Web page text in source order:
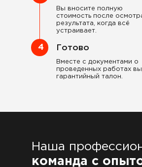
4
Вы вносите полную
стоимость после
результата, когда всё
устраивает.
Готово
Вместе с документами о
проведенных работах
гарантийный талон.
Наша
команда с